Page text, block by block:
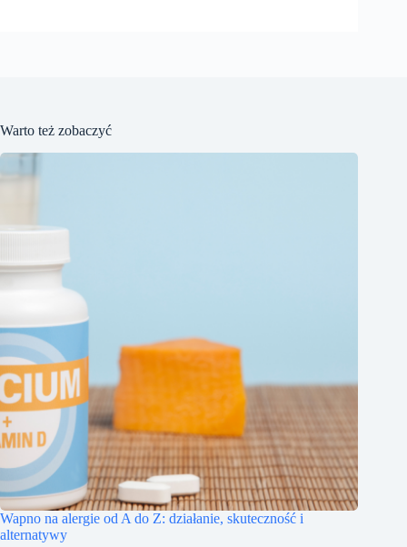
Warto też zobaczyć
Wapno na alergie od A do Z: działanie, skuteczność i
alternatywy